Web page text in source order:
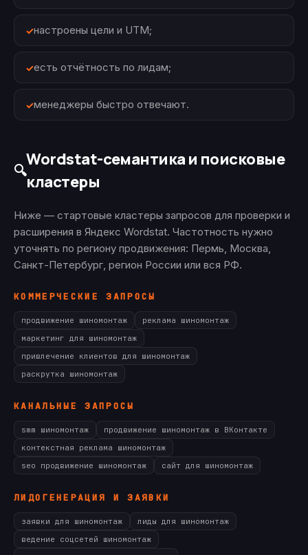
настроены цели и UTM;
есть отчётность по лидам;
менеджеры быстро отвечают.
🔍
Wordstat-семантика и поисковые
кластеры
Ниже — стартовые кластеры запросов для проверки и
расширения в Яндекс Wordstat. Частотность нужно
уточнять по региону продвижения: Пермь, Москва,
Санкт-Петербург, регион России или вся РФ.
КОММЕРЧЕСКИЕ ЗАПРОСЫ
продвижение шиномонтаж
реклама шиномонтаж
маркетинг для шиномонтаж
привлечение клиентов для шиномонтаж
раскрутка шиномонтаж
КАНАЛЬНЫЕ ЗАПРОСЫ
smm шиномонтаж
продвижение шиномонтаж в ВКонтакте
контекстная реклама шиномонтаж
seo продвижение шиномонтаж
сайт для шиномонтаж
ЛИДОГЕНЕРАЦИЯ И ЗАЯВКИ
заявки для шиномонтаж
лиды для шиномонтаж
ведение соцсетей шиномонтаж